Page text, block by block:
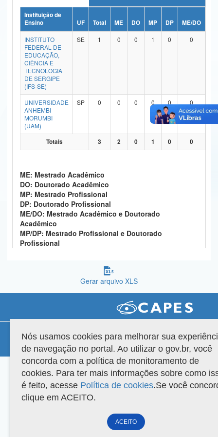
Ministério da Ciência, Tecnologia, Inovações e Comunicações
Ministério do Meio Ambiente
Ministério do Turismo
Ministério do Desenvolvimento Regional
Controladoria-Geral da União
Ministério da Mulher, da Família e dos Direitos Humanos
Secretaria-Geral
Secretaria de Governo
Advocacia-Geral da União
Banco Central do Brasil
Planalto
Instituição de
Ensino
UF Total ME DO MP DP ME/DO
INSTITUTO
FEDERAL DE
EDUCAÇÃO,
CIÊNCIA E
TECNOLOGIA
DE SERGIPE
(IFS-SE)
SE 1 0 0 1 0 0
UNIVERSIDADE
ANHEMBI
MORUMBI
(UAM)
SP 0 0 0 0 0 0
Totais 3 2 0 1 0 0
ME: Mestrado Acadêmico
DO: Doutorado Acadêmico
MP: Mestrado Profissional
DP: Doutorado Profissional
ME/DO: Mestrado Acadêmico e Doutorado
Acadêmico
MP/DP: Mestrado Profissional e Doutorado
Profissional
Gerar arquivo XLS
Versão do sistema: 3.88.9 Copyright 2022 Capes. Todos os direitos reservados.
Nós usamos cookies para melhorar sua
de navegação no portal. Ao utilizar o gov.br, você
concorda com a política de monitoramento de
cookies. Para ter mais informações sobre como
é feito, acesse Política de cookies.Se você
clique em ACEITO.
ACEITO